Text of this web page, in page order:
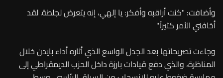
وأضافت: "كنت أراقبه وأفكر: يا إلهي، إنه يتعرض لجلطة. لقد
أخافني الأمر كثيراً."
وجاءت تصريحاتها بعد الجدل الواسع الذي أثاره أداء بايدن خلال
المناظرة، والذي دفع قيادات بارزة داخل الحزب الديمقراطي إلى